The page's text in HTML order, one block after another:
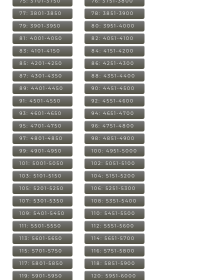
77: 3801-3850 78: 3851-3900
79: 3901-3950 80: 3951-4000
81: 4001-4050 82: 4051-4100
83: 4101-4150 84: 4151-4200
85: 4201-4250 86: 4251-4300
87: 4301-4350 88: 4351-4400
89: 4401-4450 90: 4451-4500
91: 4501-4550 92: 4551-4600
93: 4601-4650 94: 4651-4700
95: 4701-4750 96: 4751-4800
97: 4801-4850 98: 4851-4900
99: 4901-4950 100: 4951-5000
101: 5001-5050 102: 5051-5100
103: 5101-5150 104: 5151-5200
105: 5201-5250 106: 5251-5300
107: 5301-5350 108: 5351-5400
109: 5401-5450 110: 5451-5500
111: 5501-5550 112: 5551-5600
113: 5601-5650 114: 5651-5700
115: 5701-5750 116: 5751-5800
117: 5801-5850 118: 5851-5900
119: 5901-5950 120: 5951-6000